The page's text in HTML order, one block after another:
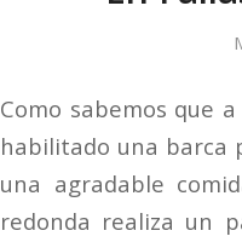
Como sabemos que
habilitado una barca
una agradable
redonda realiza un